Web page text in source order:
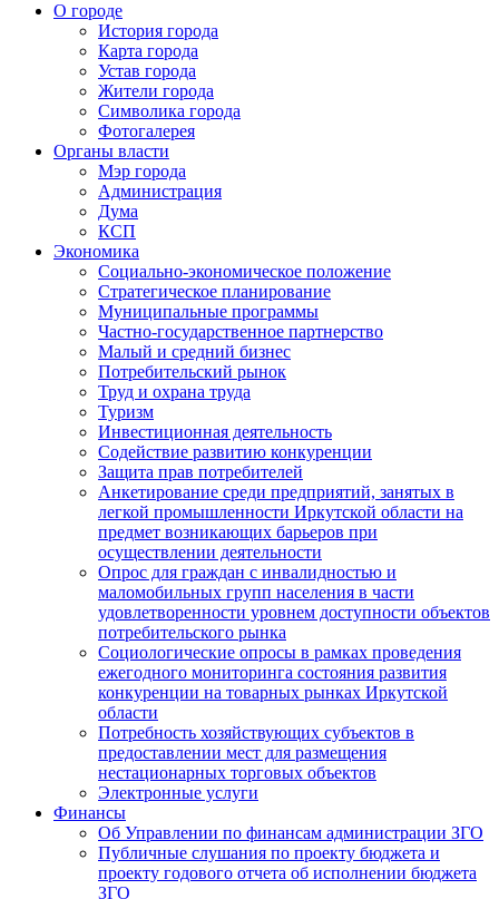
О городе
История города
Карта города
Устав города
Жители города
Символика города
Фотогалерея
Органы власти
Мэр города
Администрация
Дума
КСП
Экономика
Социально-экономическое положение
Стратегическое планирование
Муниципальные программы
Частно-государственное партнерство
Малый и средний бизнес
Потребительский рынок
Труд и охрана труда
Туризм
Инвестиционная деятельность
Содействие развитию конкуренции
Защита прав потребителей
Анкетирование среди предприятий, занятых в
легкой промышленности Иркутской области на
предмет возникающих барьеров при
осуществлении деятельности
Опрос для граждан с инвалидностью и
маломобильных групп населения в части
удовлетворенности уровнем доступности объектов
потребительского рынка
Социологические опросы в рамках проведения
ежегодного мониторинга состояния развития
конкуренции на товарных рынках Иркутской
области
Потребность хозяйствующих субъектов в
предоставлении мест для размещения
нестационарных торговых объектов
Электронные услуги
Финансы
Об Управлении по финансам администрации ЗГО
Публичные слушания по проекту бюджета и
проекту годового отчета об исполнении бюджета
ЗГО